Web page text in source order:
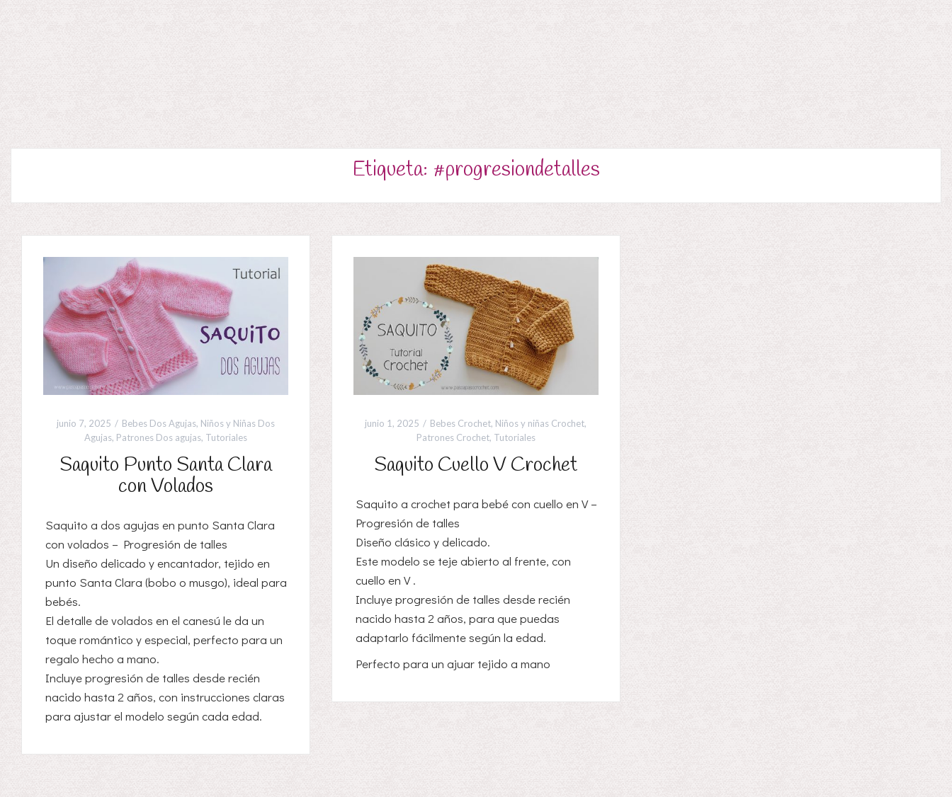
Etiqueta: #progresiondetalles
junio 7, 2025 Bebes Dos Agujas, Niños y Niñas Dos
Agujas, Patrones Dos agujas, Tutoriales
Saquito Punto Santa Clara
con Volados
Saquito a dos agujas en punto Santa Clara
con volados – Progresión de talles
Un diseño delicado y encantador, tejido en
punto Santa Clara (bobo o musgo), ideal para
bebés.
El detalle de volados en el canesú le da un
toque romántico y especial, perfecto para un
regalo hecho a mano.
Incluye progresión de talles desde recién
nacido hasta 2 años, con instrucciones claras
para ajustar el modelo según cada edad.
junio 1, 2025 Bebes Crochet, Niños y niñas Crochet,
Patrones Crochet, Tutoriales
Saquito Cuello V Crochet
Saquito a crochet para bebé con cuello en V –
Progresión de talles
Diseño clásico y delicado.
Este modelo se teje abierto al frente, con
cuello en V .
Incluye progresión de talles desde recién
nacido hasta 2 años, para que puedas
adaptarlo fácilmente según la edad.
Perfecto para un ajuar tejido a mano